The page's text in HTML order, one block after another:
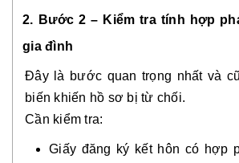
2. Bước 2 – Kiểm tra tính hợp
gia đình
Đây là bước quan trọng nhất và
biến khiến hồ sơ bị từ chối.
Cần kiểm tra:
Giấy đăng ký kết hôn có hợp